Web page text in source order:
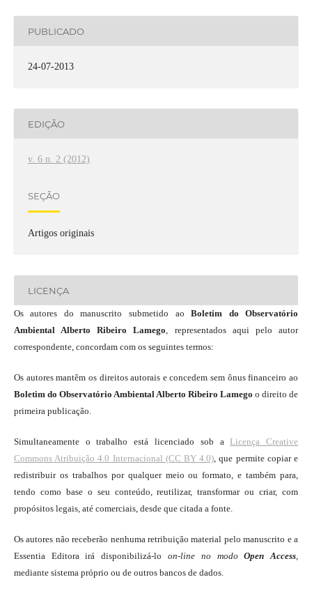
PUBLICADO
24-07-2013
EDIÇÃO
v. 6 n. 2 (2012)
SEÇÃO
Artigos originais
LICENÇA
Os autores do manuscrito submetido aoBoletim do Observatório
Ambiental Alberto Ribeiro Lamego, representados aqui pelo autor
correspondente, concordam com os seguintes termos:
Os autores mantêm os direitos autorais e concedem sem ônus financeiro ao
Boletim do Observatório Ambiental Alberto Ribeiro Lamegoo direito de
primeira publicação.
Simultaneamente o trabalho está licenciado sob a Licença Creative
Commons Atribuição 4.0 Internacional (CC BY 4.0), que permite copiar e
redistribuir os trabalhos por qualquer meio ou formato, e também para,
tendo como base o seu conteúdo, reutilizar, transformar ou criar, com
propósitos legais, até comerciais, desde que citada a fonte.
Os autores não receberão nenhuma retribuição material pelo manuscrito e a
Essentia Editora irá disponibilizá-lo on-line no modo Open Access,
mediante sistema próprio ou de outros bancos de dados.